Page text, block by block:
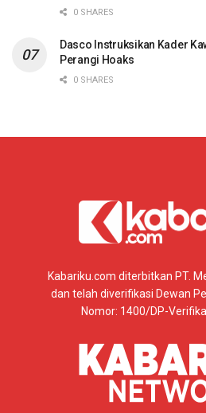
0 SHARES
Dasco Instruksikan Kader
Perangi Hoaks
0 SHARES
Kabariku.com diterbitkan PT.
dan telah diverifikasi Dewan
Nomor: 1400/DP-